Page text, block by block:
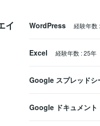
イ
WordPress 経験年数 :
Excel 経験年数 :25年
Google スプレッドシ
Google ドキュメント